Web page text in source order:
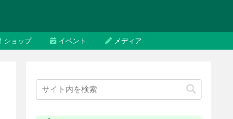
ショップ イベント メディア